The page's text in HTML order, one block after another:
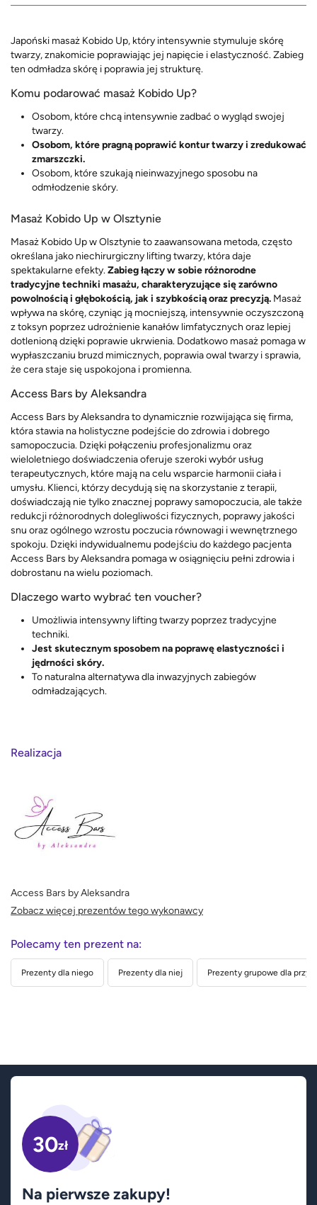
Japoński masaż Kobido Up, który intensywnie stymuluje skórę
twarzy, znakomicie poprawiając jej napięcie i elastyczność. Zabieg
ten odmładza skórę i poprawia jej strukturę.
Komu podarować masaż Kobido Up?
Osobom, które chcą intensywnie zadbać o wygląd swojej
twarzy.
Osobom, które pragną poprawić kontur twarzy i zredukować
zmarszczki.
Osobom, które szukają nieinwazyjnego sposobu na
odmłodzenie skóry.
Masaż Kobido Up w Olsztynie
Masaż Kobido Up w Olsztynie to zaawansowana metoda, często
określana jako niechirurgiczny lifting twarzy, która daje
spektakularne efekty.Zabieg łączy w sobie różnorodne
tradycyjne techniki masażu, charakteryzujące się zarówno
powolnością i głębokością, jak i szybkością oraz precyzją. Masaż
wpływa na skórę, czyniąc ją mocniejszą, intensywnie oczyszczoną
z toksyn poprzez udrożnienie kanałów limfatycznych oraz lepiej
dotlenioną dzięki poprawie ukrwienia. Dodatkowo masaż pomaga w
wypłaszczaniu bruzd mimicznych, poprawia owal twarzy i sprawia,
że cera staje się uspokojona i promienna.
Access Bars by Aleksandra
Access Bars by Aleksandra to dynamicznie rozwijająca się firma,
która stawia na holistyczne podejście do zdrowia i dobrego
samopoczucia. Dzięki połączeniu profesjonalizmu oraz
wieloletniego doświadczenia oferuje szeroki wybór usług
terapeutycznych, które mają na celu wsparcie harmonii ciała i
umysłu. Klienci, którzy decydują się na skorzystanie z terapii,
doświadczają nie tylko znacznej poprawy samopoczucia, ale także
redukcji różnorodnych dolegliwości fizycznych, poprawy jakości
snu oraz ogólnego wzrostu poczucia równowagi i wewnętrznego
spokoju. Dzięki indywidualnemu podejściu do każdego pacjenta
Access Bars by Aleksandra pomaga w osiągnięciu pełni zdrowia i
dobrostanu na wielu poziomach.
Dlaczego warto wybrać ten voucher?
Umożliwia intensywny lifting twarzy poprzez tradycyjne
techniki.
Jest skutecznym sposobem na poprawę elastyczności i
jędrności skóry.
To naturalna alternatywa dla inwazyjnych zabiegów
odmładzających.
Realizacja
Access Bars by Aleksandra
Zobacz więcej prezentów tego wykonawcy
Polecamy ten prezent na:
Prezenty dla niego Prezenty dla niej Prezenty grupowe dla
30zł
Na pierwsze zakupy!